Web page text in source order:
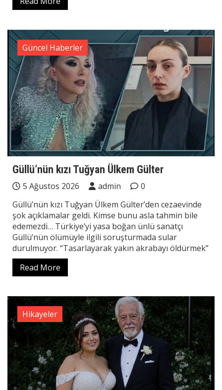
Güncel Haberler
Güllü’nün kızı Tuğyan Ülkem Gülter
5 Ağustos 2026 admin
0
Güllü’nün kızı Tuğyan Ülkem Gülter’den cezaevinde
şok açıklamalar geldi. Kimse bunu asla tahmin bile
edemezdi… Türkiye’yi yasa boğan ünlü sanatçı
Güllü’nün ölümüyle ilgili soruşturmada sular
durulmuyor. “Tasarlayarak yakın akrabayı öldürmek”
Read More
Hikayeler